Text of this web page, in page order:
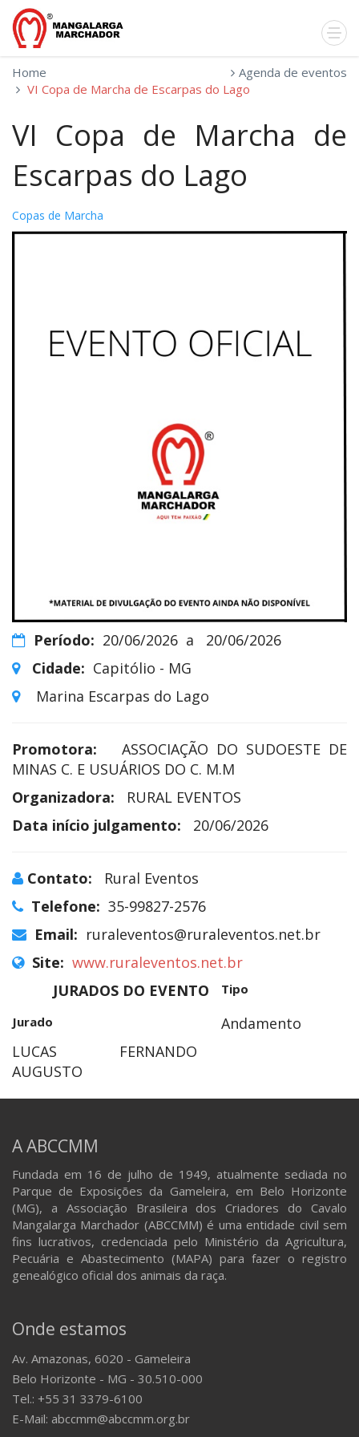
Home
Agenda de eventos
VI Copa de Marcha de Escarpas do Lago
VI Copa de Marcha de
Escarpas do Lago
Copas de Marcha
Período: 20/06/2026 a 20/06/2026
Cidade: Capitólio - MG
Marina Escarpas do Lago
Promotora:
ASSOCIAÇÃO DO SUDOESTE DE
MINAS C. E USUÁRIOS DO C. M.M
Organizadora:
RURAL EVENTOS
Data início julgamento:
20/06/2026
Contato:
Rural Eventos
Telefone: 35-99827-2576
Email: ruraleventos@ruraleventos.net.br
Site: www.ruraleventos.net.br
JURADOS DO EVENTO
Tipo
Jurado
Andamento
LUCAS FERNANDO
AUGUSTO
A ABCCMM
Fundada em 16 de julho de 1949, atualmente sediada no
Parque de Exposições da Gameleira, em Belo Horizonte
(MG), a Associação Brasileira dos Criadores do Cavalo
Mangalarga Marchador (ABCCMM) é uma entidade civil sem
fins lucrativos, credenciada pelo Ministério da Agricultura,
Pecuária e Abastecimento (MAPA) para fazer o registro
genealógico oficial dos animais da raça.
Onde estamos
Av. Amazonas, 6020 - Gameleira
Belo Horizonte - MG - 30.510-000
Tel.: +55 31 3379-6100
E-Mail: abccmm@abccmm.org.br